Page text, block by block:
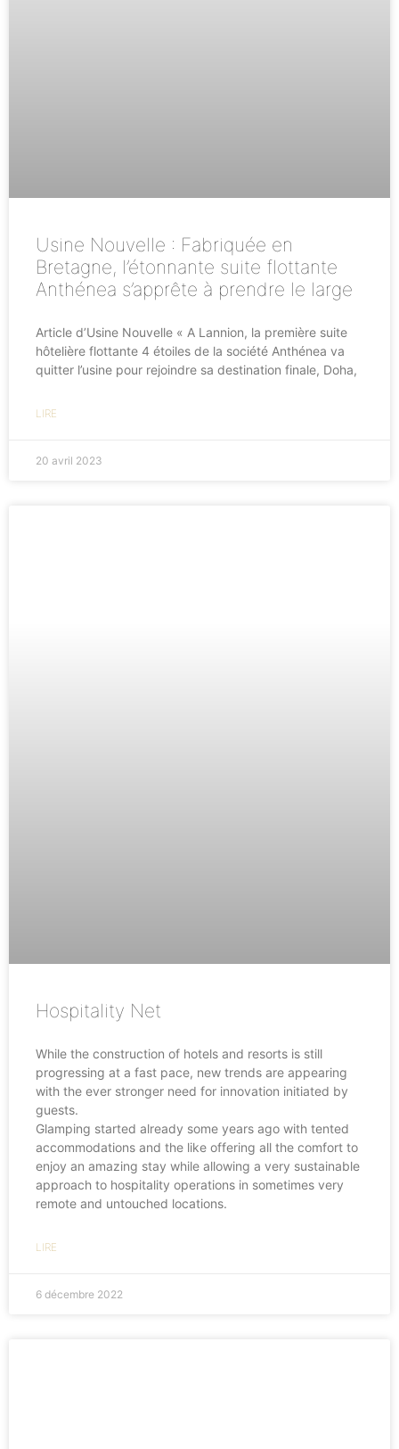
Usine Nouvelle : Fabriquée en
Bretagne, l’étonnante suite flottante
Anthénea s’apprête à prendre le large
Article d’Usine Nouvelle « A Lannion, la première suite
hôtelière flottante 4 étoiles de la société Anthénea va
quitter l’usine pour rejoindre sa destination finale, Doha,
LIRE
20 avril 2023
Hospitality Net
While the construction of hotels and resorts is still
progressing at a fast pace, new trends are appearing
with the ever stronger need for innovation initiated by
guests.
Glamping started already some years ago with tented
accommodations and the like offering all the comfort to
enjoy an amazing stay while allowing a very sustainable
approach to hospitality operations in sometimes very
remote and untouched locations.
LIRE
6 décembre 2022